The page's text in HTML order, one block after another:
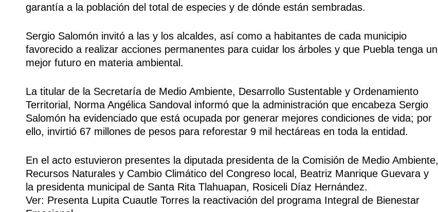
garantía a la población del total de especies y de dónde están sembradas.
Sergio Salomón invitó a las y los alcaldes, así como a habitantes de cada municipio
favorecido a realizar acciones permanentes para cuidar los árboles y que Puebla tenga un
mejor futuro en materia ambiental.
La titular de la Secretaría de Medio Ambiente, Desarrollo Sustentable y Ordenamiento
Territorial, Norma Angélica Sandoval informó que la administración que encabeza Sergio
Salomón ha evidenciado que está ocupada por generar mejores condiciones de vida; por
ello, invirtió 67 millones de pesos para reforestar 9 mil hectáreas en toda la entidad.
En el acto estuvieron presentes la diputada presidenta de la Comisión de Medio Ambiente,
Recursos Naturales y Cambio Climático del Congreso local, Beatriz Manrique Guevara y
la presidenta municipal de Santa Rita Tlahuapan, Rosiceli Díaz Hernández.
Ver: Presenta Lupita Cuautle Torres la reactivación del programa Integral de Bienestar